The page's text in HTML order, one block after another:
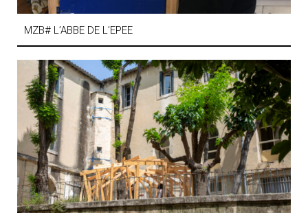
MZB# L’ABBE DE L’EPEE